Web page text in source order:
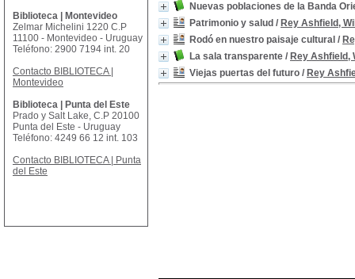
Nuevas poblaciones de la Banda
Patrimonio y salud / Rey Ashfield,
Rodó en nuestro paisaje cultural /
La sala transparente / Rey Ashfield,
Viejas puertas del futuro / Rey
Biblioteca | Montevideo
Zelmar Michelini 1220 C.P
11100 - Montevideo - Uruguay
Teléfono: 2900 7194 int. 20
Contacto BIBLIOTECA |
Montevideo
Biblioteca | Punta del Este
Prado y Salt Lake, C.P 20100
Punta del Este - Uruguay
Teléfono: 4249 66 12 int. 103
Contacto BIBLIOTECA | Punta
del Este